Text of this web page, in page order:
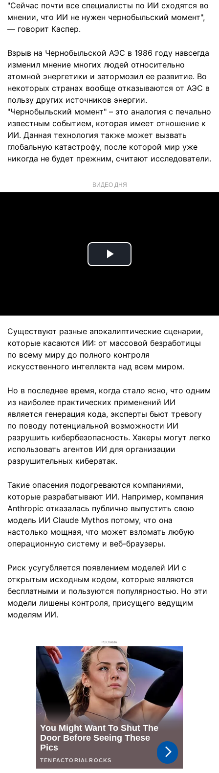
"Сейчас почти все специалисты по ИИ сходятся во
мнении, что ИИ не нужен чернобыльский момент",
— говорит Каспер.
Взрыв на Чернобыльской АЭС в 1986 году навсегда
изменил мнение многих людей относительно
атомной энергетики и затормозил ее развитие. Во
некоторых странах вообще отказываются от АЭС в
пользу других источников энергии.
"Чернобыльский момент" – это аналогия с печально
известным событием, которая имеет отношение к
ИИ. Данная технология также может вызвать
глобальную катастрофу, после которой мир уже
никогда не будет прежним, считают исследователи.
ВИДЕО ДНЯ
Play
Существуют разные апокалиптические сценарии,
которые касаются ИИ: от массовой безработицы
по всему миру до полного контроля
искусственного интеллекта над всем миром.
Но в последнее время, когда стало ясно, что одним
из наиболее практических применений ИИ
является генерация кода, эксперты бьют тревогу
по поводу потенциальной возможности ИИ
разрушить кибербезопасность. Хакеры могут легко
использовать агентов ИИ для организации
разрушительных кибератак.
Такие опасения подогреваются компаниями,
которые разрабатывают ИИ. Например, компания
Anthropic отказалась публично выпустить свою
модель ИИ Claude Mythos потому, что она
настолько мощная, что может взломать любую
операционную систему и веб-браузеры.
Риск усугубляется появлением моделей ИИ с
открытым исходным кодом, которые являются
бесплатными и пользуются популярностью. Но эти
модели лишены контроля, присущего ведущим
моделям ИИ.
РЕКЛАМА